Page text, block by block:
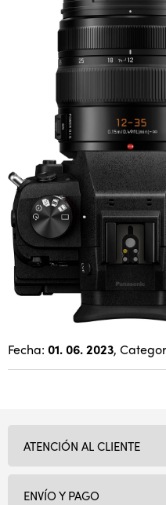
Fecha: 01. 06. 2023,
ATENCIÓN AL CLIENTE
ENVÍO Y PAGO